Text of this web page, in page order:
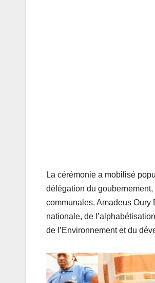
La cérémonie a mobilisé
délégation du
communales. Amadeus Oury
nationale, de
de l’Environnement et du